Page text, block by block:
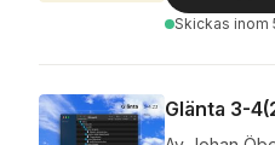
Skickas inom
Glänta 3-